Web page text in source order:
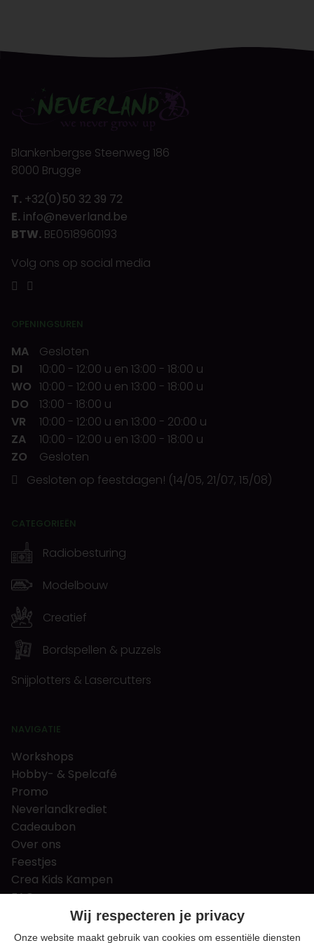
Blankenbergse Steenweg 186
8000 Brugge
T. +32(0)50 32 39 72
E. info@neverland.be
BTW. BE0518960193
Volg ons op social media
OPENINGSUREN
MA
Gesloten
DI
10:00 - 12:00 u en 13:00 - 18:00 u
WO 10:00 - 12:00 u en 13:00 - 18:00 u
DO
13:00 - 18:00 u
VR
10:00 - 12:00 u en 13:00 - 20:00 u
ZA
10:00 - 12:00 u en 13:00 - 18:00 u
ZO
Gesloten
Gesloten op feestdagen! (14/05, 21/07, 15/08)
CATEGORIEËN
Radiobesturing
Modelbouw
Creatief
Bordspellen & puzzels
Snijplotters & Lasercutters
NAVIGATIE
Workshops
Hobby- & Spelcafé
Promo
Neverlandkrediet
Cadeaubon
Over ons
Feestjes
Crea Kids Kampen
FAQ
Tips & tricks
Contact
Wij respecteren je privacy
Onze website maakt gebruik van cookies om essentiële diensten